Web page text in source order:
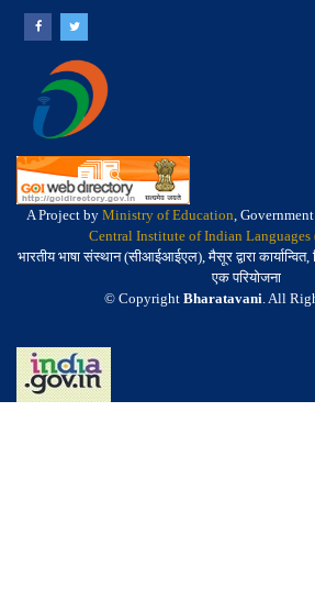
A Project by Ministry of Education,
Central Institute of Indian
भारतीय भाषा संस्थान (सीआईआईएल), मैसूर द्वारा
एक परियोजना
© Copyright Bharatavani. All